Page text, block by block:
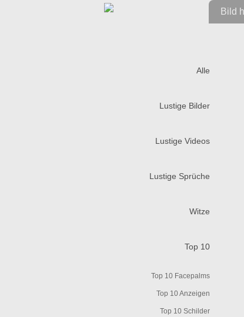
Bild
Alle
Lustige Bilder
Lustige Videos
Lustige Sprüche
Witze
Top 10
Top 10 Facepalms
Top 10 Anzeigen
Top 10 Schilder